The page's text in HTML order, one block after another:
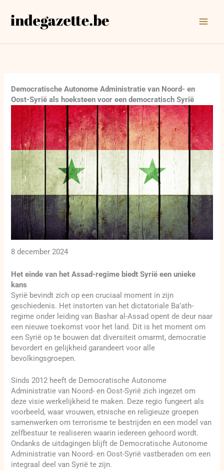
naar
Democratische Autonome Administratie van Noord- en
Oost-Syrië als hoeksteen voor een democratisch Syrië
8 december 2024
Het einde van het Assad-regime biedt Syrië een unieke
kans
Syrië bevindt zich op een cruciaal moment in zijn
geschiedenis. Het instorten van het dictatoriale Ba’ath-
regime onder leiding van Bashar al-Assad opent de deur naar
een nieuwe toekomst voor het land. Dit is het moment om
een Syrië op te bouwen dat diversiteit omarmt, democratie
bevordert en gelijkheid garandeert voor alle
bevolkingsgroepen.
Sinds 2012 heeft de Democratische Autonome
Administratie van Noord- en Oost-Syrië zich ingezet om
deze visie werkelijkheid te maken. Deze regio fungeert als
voorbeeld, waar vrouwen, etnische en religieuze groepen
samenwerken om terrorisme te bestrijden en een model van
zelfbestuur te realiseren waarin iedereen gehoord wordt.
Ondanks de uitdagingen blijft de Democratische Autonome
Administratie van Noord- en Oost-Syrië vastberaden om een
integraal deel van Syrië te zijn.